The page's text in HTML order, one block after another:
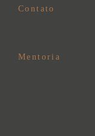
Contato
Mentoria